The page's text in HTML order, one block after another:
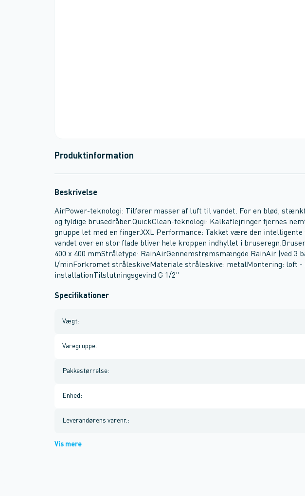
Produktinformation
Beskrivelse
AirPower-teknologi: Tilfører masser af luft til vandet. For en blød,
og fyldige brusedråber.QuickClean-teknologi: Kalkaflejringer fjernes
gnuppe let med en finger.XXL Performance: Takket være den intelligente
vandet over en stor flade bliver hele kroppen indhyllet i
400 x 400 mmStråletype: RainAirGennemstrømsmængde RainAir (ved 3
l/minForkromet stråleskiveMateriale stråleskive: metalMontering: loft -
installationTilslutningsgevind G 1/2"
Specifikationer
Vægt:
Varegruppe:
Pakkestørrelse:
Enhed :
Leverandørens varenr. :
Vis mere